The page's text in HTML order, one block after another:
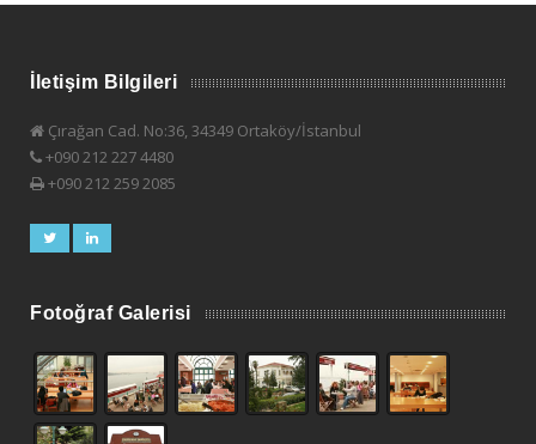
İletişim Bilgileri
Çırağan Cad. No:36, 34349 Ortaköy/İstanbul
+090 212 227 4480
+090 212 259 2085
Fotoğraf Galerisi